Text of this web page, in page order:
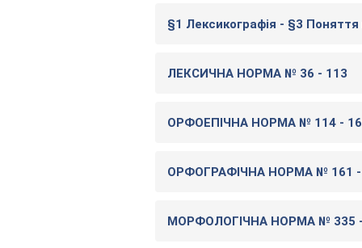
§1 Лексикографія - §3
ЛЕКСИЧНА НОРМА № 36 - 113
ОРФОЕПІЧНА НОРМА № 114 -
ОРФОГРАФІЧНА НОРМА № 161 -
МОРФОЛОГІЧНА НОРМА № 335 -